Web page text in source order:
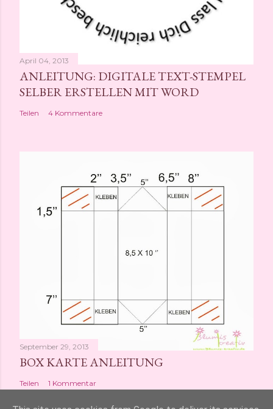
April 04, 2013
ANLEITUNG: DIGITALE TEXT-STEMPEL
SELBER ERSTELLEN MIT WORD
Teilen 4 Kommentare
September 29, 2013
BOX KARTE ANLEITUNG
Teilen 1 Kommentar